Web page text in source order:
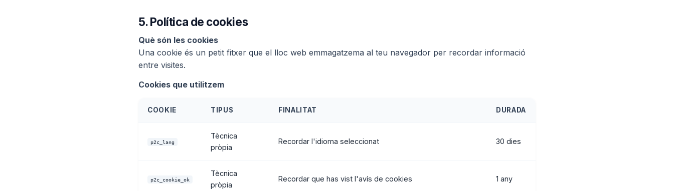
5.Política de cookies
Què són les cookies
Una cookie és un petit fitxer que el lloc web emmagatzema al teu navegador per recordar informació
entre visites.
Cookies que utilitzem
COOKIE TIPUS FINALITAT DURADA
p2c_lang
Tècnica
pròpia
Recordar l'idioma seleccionat 30 dies
p2c_cookie_ok
Tècnica
pròpia
Recordar que has vist l'avís de cookies 1 any